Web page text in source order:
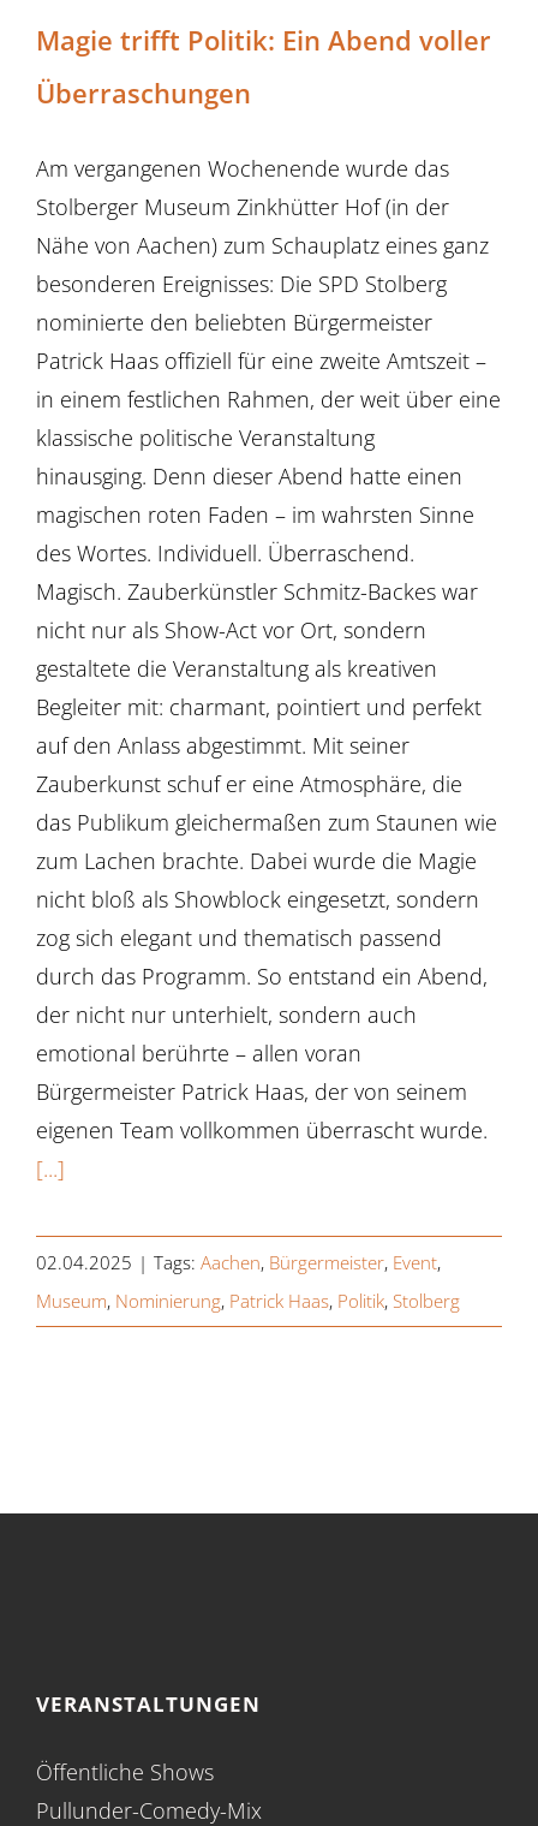
Magie trifft Politik: Ein Abend voller
Überraschungen
Am vergangenen Wochenende wurde das
Stolberger Museum Zinkhütter Hof (in der
Nähe von Aachen) zum Schauplatz eines ganz
besonderen Ereignisses: Die SPD Stolberg
nominierte den beliebten Bürgermeister
Patrick Haas offiziell für eine zweite Amtszeit –
in einem festlichen Rahmen, der weit über eine
klassische politische Veranstaltung
hinausging. Denn dieser Abend hatte einen
magischen roten Faden – im wahrsten Sinne
des Wortes. Individuell. Überraschend.
Magisch. Zauberkünstler Schmitz-Backes war
nicht nur als Show-Act vor Ort, sondern
gestaltete die Veranstaltung als kreativen
Begleiter mit: charmant, pointiert und perfekt
auf den Anlass abgestimmt. Mit seiner
Zauberkunst schuf er eine Atmosphäre, die
das Publikum gleichermaßen zum Staunen wie
zum Lachen brachte. Dabei wurde die Magie
nicht bloß als Showblock eingesetzt, sondern
zog sich elegant und thematisch passend
durch das Programm. So entstand ein Abend,
der nicht nur unterhielt, sondern auch
emotional berührte – allen voran
Bürgermeister Patrick Haas, der von seinem
eigenen Team vollkommen überrascht wurde.
[...]
02.04.2025 | Tags: Aachen, Bürgermeister, Event,
Museum, Nominierung, Patrick Haas, Politik, Stolberg
VERANSTALTUNGEN
Öffentliche Shows
Pullunder-Comedy-Mix